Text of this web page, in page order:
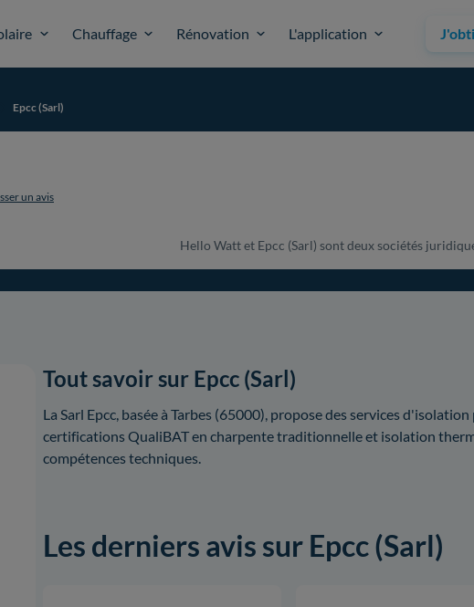
Chauffage Rénovation L'application
Epcc (Sarl)
un avis
Hello Watt et Epcc (Sarl) sont deux sociétés
Tout savoir sur Epcc (Sarl)
La Sarl Epcc, basée à Tarbes (65000), propose des services
certifications QualiBAT en charpente traditionnelle et isolation
compétences techniques.
Les derniers avis sur Epcc (Sarl)